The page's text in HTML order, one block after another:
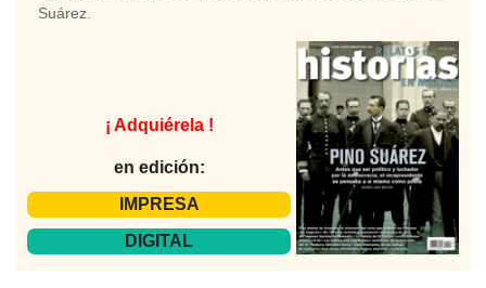
Suárez.
¡ Adquiérela !
en edición:
IMPRESA
DIGITAL